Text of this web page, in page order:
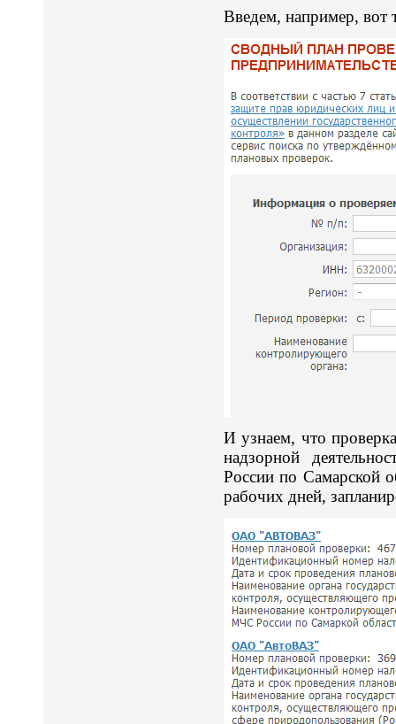
Введем, например, вот
И узнаем, что
надзорной
России по Самарской
рабочих дней,